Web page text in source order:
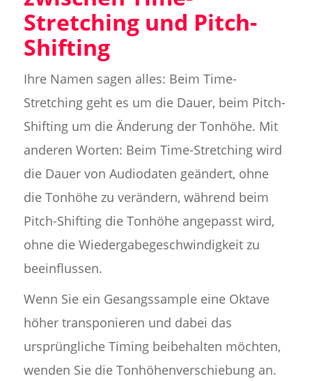
Stretching und Pitch-
Shifting
Ihre Namen sagen alles: Beim Time-
Stretching geht es um die Dauer, beim Pitch-
Shifting um die Änderung der Tonhöhe. Mit
anderen Worten: Beim Time-Stretching wird
die Dauer von Audiodaten geändert, ohne
die Tonhöhe zu verändern, während beim
Pitch-Shifting die Tonhöhe angepasst wird,
ohne die Wiedergabegeschwindigkeit zu
beeinflussen.
Wenn Sie ein Gesangssample eine Oktave
höher transponieren und dabei das
ursprüngliche Timing beibehalten möchten,
wenden Sie die Tonhöhenverschiebung an.